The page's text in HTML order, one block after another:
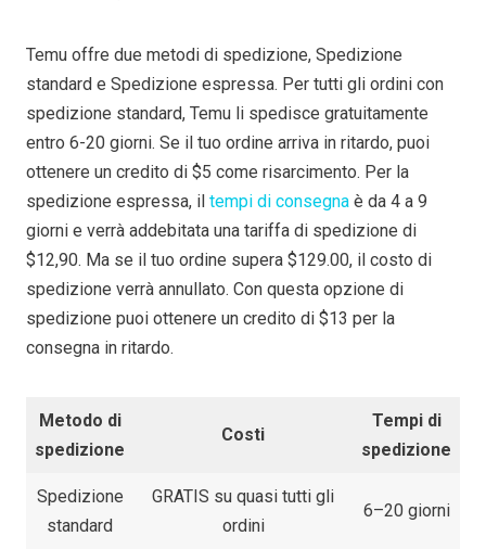
Temu offre due metodi di spedizione, Spedizione
standard e Spedizione espressa. Per tutti gli ordini con
spedizione standard, Temu li spedisce gratuitamente
entro 6-20 giorni. Se il tuo ordine arriva in ritardo, puoi
ottenere un credito di $5 come risarcimento. Per la
spedizione espressa, il tempi di consegna è da 4 a 9
giorni e verrà addebitata una tariffa di spedizione di
$12,90. Ma se il tuo ordine supera $129.00, il costo di
spedizione verrà annullato. Con questa opzione di
spedizione puoi ottenere un credito di $13 per la
consegna in ritardo.
Metodo di
spedizione
Costi
Tempi di
spedizione
Spedizione
standard
GRATIS su quasi tutti gli
ordini
6–20 giorni